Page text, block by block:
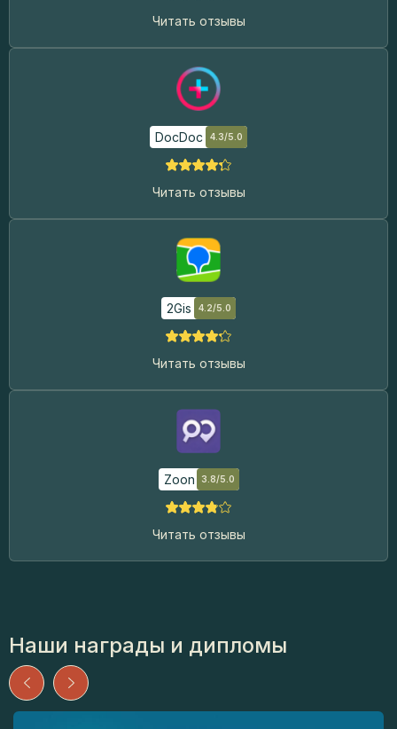
Читать отзывы
DocDoc 4.3/5.0
Читать отзывы
2Gis 4.2/5.0
Читать отзывы
Zoon 3.8/5.0
Читать отзывы
Наши награды и дипломы